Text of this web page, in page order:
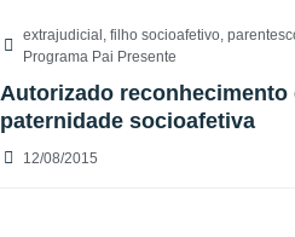
extrajudicial , filho socioafetivo,
Programa Pai Presente
Autorizado
paternidade socioafetiva
12/08/2015